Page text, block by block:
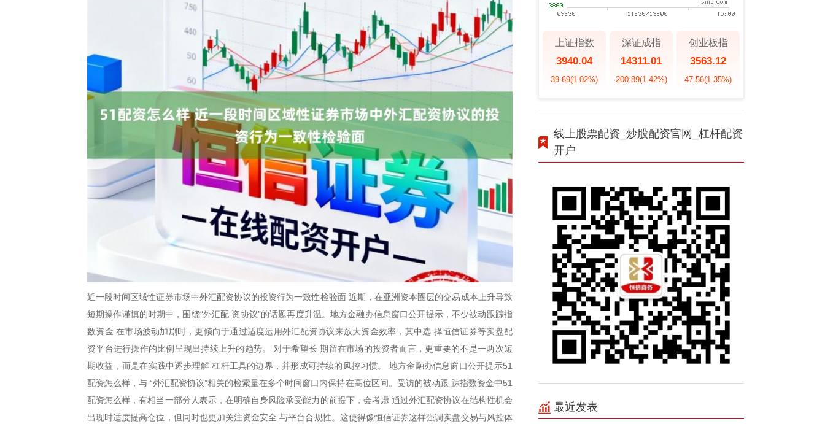
近一段时间区域性证券市场中外汇配资协议的投资行为一致性检验面 近期，在亚洲资本圈层的交易成本上升导致
短期操作谨慎的时期中，围绕“外汇配 资协议”的话题再度升温。地方金融办信息窗口公开提示，不少被动跟踪指
数资金 在市场波动加剧时，更倾向于通过适度运用外汇配资协议来放大资金效率，其中选 择恒信证券等实盘配
资平台进行操作的比例呈现出持续上升的趋势。 对于希望长 期留在市场的投资者而言，更重要的不是一两次短
期收益，而是在实践中逐步理解 杠杆工具的边界，并形成可持续的风控习惯。 地方金融办信息窗口公开提示51
配资怎么样，与 “外汇配资协议”相关的检索量在多个时间窗口内保持在高位区间。受访的被动跟 踪指数资金中51
配资怎么样，有相当一部分人表示，在明确自身风险承受能力的前提下，会考虑 通过外汇配资协议在结构性机会
出现时适度提高仓位，但同时也更加关注资金安全 与平台合规性。这使得像恒信证券这样强调实盘交易与风控体
上证指数
3940.04
39.69(1.02%)
深证成指
14311.01
200.89(1.42%)
创业板指
3563.12
47.56(1.35%)
线上股票配资_炒股配资官网_杠杆配资
开户
最近发表